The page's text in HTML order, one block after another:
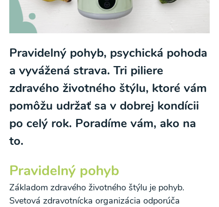
Pravidelný pohyb, psychická pohoda
a vyvážená strava. Tri piliere
zdravého životného štýlu, ktoré vám
pomôžu udržať sa v dobrej kondícii
po celý rok. Poradíme vám, ako na
to.
Pravidelný pohyb
Základom zdravého životného štýlu je pohyb.
Svetová zdravotnícka organizácia odporúča